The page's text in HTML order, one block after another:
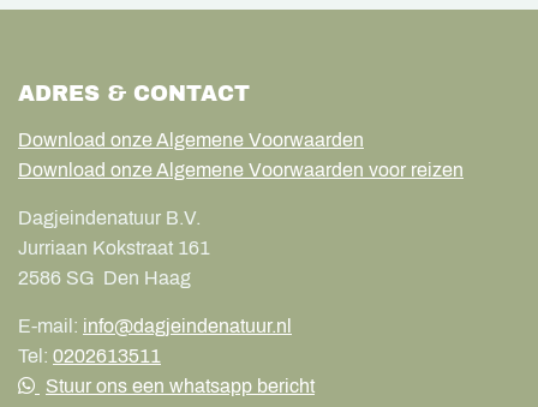
ADRES & CONTACT
Download onze Algemene Voorwaarden
Download onze Algemene Voorwaarden voor reizen
Dagjeindenatuur B.V.
Jurriaan Kokstraat 161
2586 SG Den Haag
E-mail: info@dagjeindenatuur.nl
Tel: 0202613511
Stuur ons een whatsapp bericht